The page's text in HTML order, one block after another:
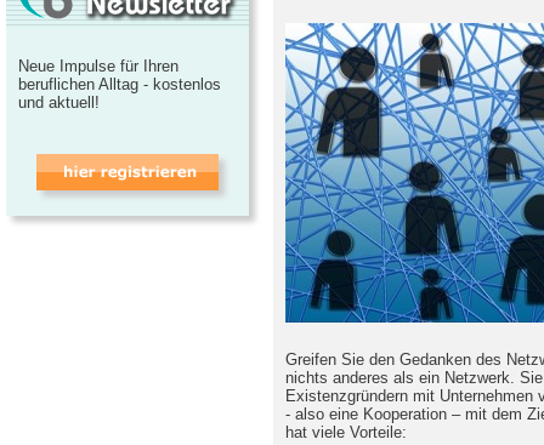
Greifen Sie den Gedanken des
nichts anderes als ein Netzwerk.
Existenzgründern mit Unternehmen
- also eine Kooperation – mit dem
hat viele Vorteile:
Neue Impulse für Ihren
beruflichen Alltag - kostenlos
und aktuell!